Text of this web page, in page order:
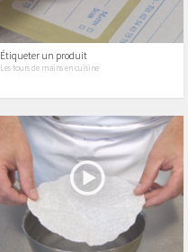
Étiqueter un produit
Les tours de mains en cuisine